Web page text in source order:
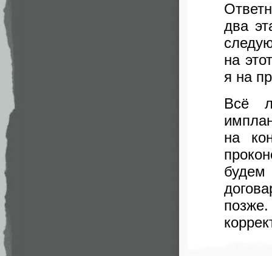
два
на
я на
Всё
на